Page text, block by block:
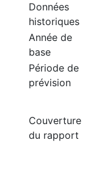
Données
historiques
Année de
base
Période de
prévision
Couverture
du rapport